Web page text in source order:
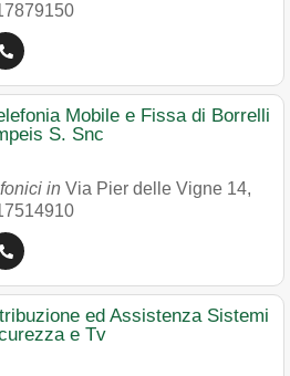
Mobile e Fissa di Borrelli
S. Snc
in Via Pier delle Vigne 14,
ed Assistenza Sistemi
e Tv